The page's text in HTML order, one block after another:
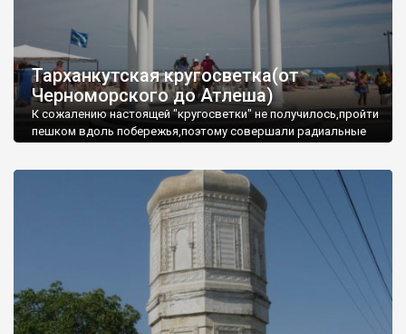
Тарханкутская кругосветка(от
Черноморского до Атлеша)
К сожалению настоящей "кругосветки" не получилось,пройти
пешком вдоль побережья,поэтому совершали радиальные